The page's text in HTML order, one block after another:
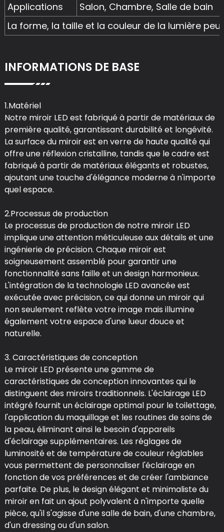
Applications
Salon, Chambre, Salle de bain
La forme, la taille et la couleur de la lumière
INFORMATIONS DE BASE
1.Matériel
Notre miroir LED est fabriqué à partir de matériaux de
première qualité, garantissant durabilité et longévité.
La surface du miroir est en verre de haute qualité qui
offre une réflexion cristalline, tandis que le cadre est
fabriqué à partir de matériaux élégants et robustes,
ajoutant une touche d'élégance moderne à n'importe
quel espace.
2.Processus de production
Le processus de production de notre miroir LED
implique une attention méticuleuse aux détails et une
ingénierie de précision. Chaque miroir est
soigneusement assemblé pour garantir une
fonctionnalité sans faille et un design harmonieux.
L'intégration de la technologie LED avancée est
exécutée avec précision, ce qui donne un miroir qui
non seulement reflète votre image mais illumine
également votre espace d'une lueur douce et
naturelle.
3. Caractéristiques de conception
Le miroir LED présente une gamme de
caractéristiques de conception innovantes qui le
distinguent des miroirs traditionnels. L'éclairage LED
intégré fournit un éclairage optimal pour le toilettage,
l'application du maquillage et les routines de soins de
la peau, éliminant ainsi le besoin d'appareils
d'éclairage supplémentaires. Les réglages de
luminosité et de température de couleur réglables
vous permettent de personnaliser l'éclairage en
fonction de vos préférences et de créer l'ambiance
parfaite. De plus, le design élégant et minimaliste du
miroir en fait un ajout polyvalent à n'importe quelle
pièce, qu'il s'agisse d'une salle de bain, d'une chambre,
d'un dressing ou d'un salon.